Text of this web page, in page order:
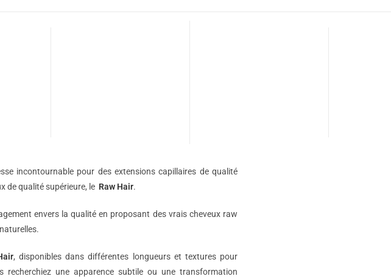
incontournable pour des extensions capillaires de qualité
de qualité supérieure, le Raw Hair.
envers la qualité en proposant des vrais cheveux raw
, disponibles dans différentes longueurs et textures pour
une apparence subtile ou une transformation